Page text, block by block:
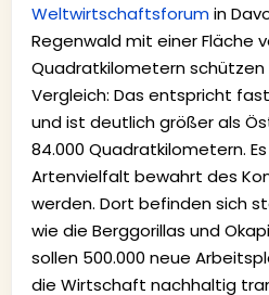
Weltwirtschaftsforumin
Regenwald mit einer Fläche
Quadratkilometern
Vergleich: Das entspricht
und ist deutlich größer als
84.000 Quadratkilometern.
Artenvielfalt bewahrt des
werden. Dort befinden sich
wie die Berggorillas und
sollen 500.000 neue
die Wirtschaft nachhaltig